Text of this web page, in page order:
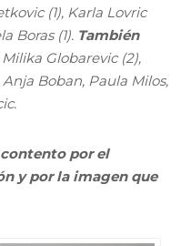
(1), Karla Lovric
Boras (1). También
Globarevic (2),
Boban, Paula Milos,
contento por el
y por la imagen que